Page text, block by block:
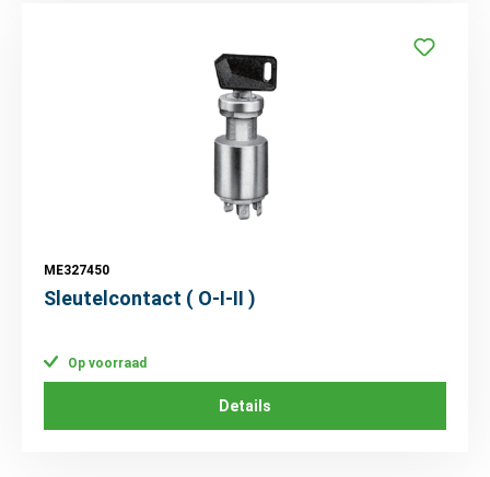
ME327450
Sleutelcontact ( O-I-II )
Op voorraad
Details